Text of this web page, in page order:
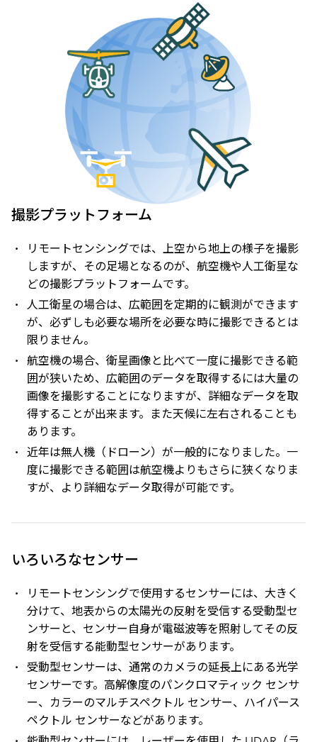
撮影プラットフォーム
リモートセンシングでは、上空から地上の様子を撮影
しますが、その足場となるのが、航空機や人工衛星な
どの撮影プラットフォームです。
人工衛星の場合は、広範囲を定期的に観測ができます
が、必ずしも必要な場所を必要な時に撮影できるとは
限りません。
航空機の場合、衛星画像と比べて一度に撮影できる範
囲が狭いため、広範囲のデータを取得するには大量の
画像を撮影することになりますが、詳細なデータを取
得することが出来ます。また天候に左右されることも
あります。
近年は無人機（ドローン）が一般的になりました。一
度に撮影できる範囲は航空機よりもさらに狭くなりま
すが、より詳細なデータ取得が可能です。
いろいろなセンサー
リモートセンシングで使用するセンサーには、大きく
分けて、地表からの太陽光の反射を受信する受動型セ
ンサーと、センサー自身が電磁波等を照射してその反
射を受信する能動型センサーがあります。
受動型センサーは、通常のカメラの延長上にある光学
センサーです。高解像度のパンクロマティック センサ
ー、カラーのマルチスペクトル センサー、ハイパース
ペクトル センサーなどがあります。